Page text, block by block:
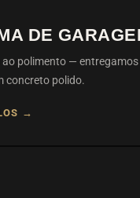
DE
ao polimento —
concreto polido.
→